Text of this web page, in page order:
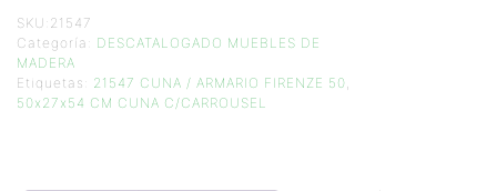
SKU: 21547
Categoría: DESCATALOGADO MUEBLES DE
MADERA
Etiquetas: 21547 CUNA / ARMARIO FIRENZE 50
50x27x54 CM CUNA C/CARROUSEL